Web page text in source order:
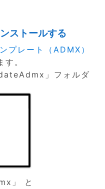
ストールする
プレート（ADMX）
。
」フォルダ
」 と